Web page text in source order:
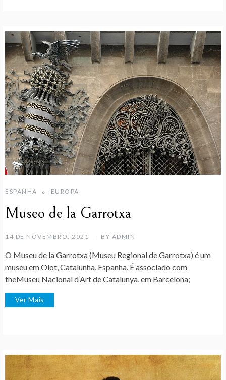
ESPANHA EUROPA
Museo de la Garrotxa
14 DE NOVEMBRO, 2021 BY ADMIN
O Museu de la Garrotxa (Museu Regional de Garrotxa) é um
museu em Olot, Catalunha, Espanha. É associado com
theMuseu Nacional d’Art de Catalunya, em Barcelona;
Ver Mais